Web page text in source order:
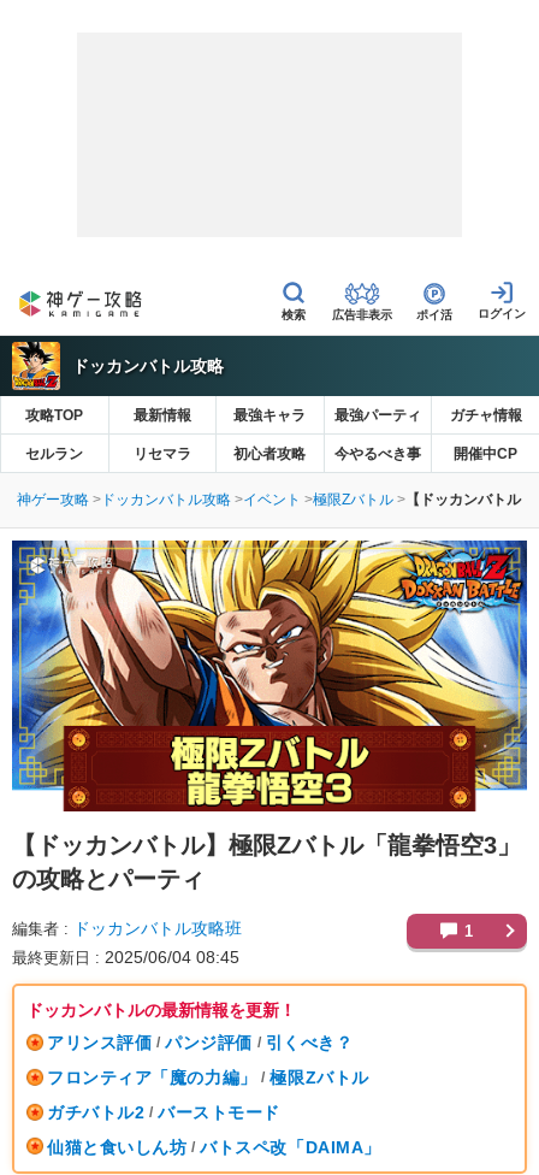
広告非表示 ポイ活
ドッカンバトル攻略
攻略TOP 最新情報 最強キャラ 最強パーティ ガチャ情報
セルラン リセマラ 初心者攻略 今やるべき事 開催中CP
神ゲー攻略 ドッカンバトル攻略 イベント 極限Zバトル 【ドッカンバトル
【ドッカンバトル】 極限Zバトル「龍拳悟空3」
の攻略とパーティ
編集者 ドッカンバトル攻略班
最終更新日 2025/06/04 08:45
1
ドッカンバトルの最新情報を更新！
アリンス評価 / パンジ評価 / 引くべき？
フロンティア「魔の力編」
/ 極限Zバトル
ガチバトル2 / バーストモード
仙猫と食いしん坊 / バトスペ改「DAIMA」